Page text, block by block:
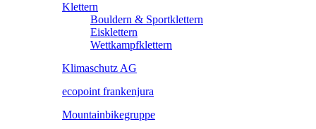
Klettern
Bouldern & Sportklettern
Eisklettern
Wettkampfklettern
Klimaschutz AG
ecopoint frankenjura
Mountainbikegruppe